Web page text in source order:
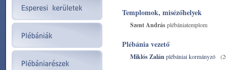
Templomok, misézőhelyek
Szent Andrásplébániatemplom
Plébánia vezető
Miklós Zalánplébániai kormányzó